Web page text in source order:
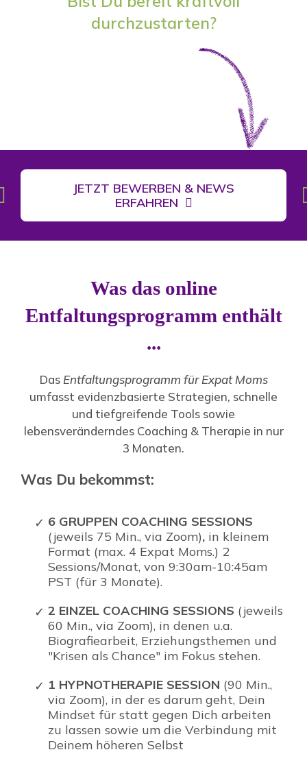
durchzustarten?
JETZT BEWERBEN & NEWS
ERFAHREN
Was das online
Entfaltungsprogramm enthält
...
Das Entfaltungsprogramm für Expat Moms
umfasst evidenzbasierte Strategien, schnelle
und tiefgreifende Tools sowie
lebensveränderndes Coaching & Therapie in nur
3 Monaten.
Was Du bekommst:
6 GRUPPEN COACHING SESSIONS
(jeweils 75 Min., via Zoom), in kleinem
Format (max. 4 Expat Moms.) 2
Sessions/Monat, von 9:30am-10:45am
PST (für 3 Monate).
2 EINZEL COACHING SESSIONS (jeweils
60 Min., via Zoom), in denen u.a.
Biografiearbeit, Erziehungsthemen und
"Krisen als Chance" im Fokus stehen.
1 HYPNOTHERAPIE SESSION (90 Min.,
via Zoom), in der es darum geht, Dein
Mindset für statt gegen Dich arbeiten
zu lassen sowie um die Verbindung mit
Deinem höheren Selbst